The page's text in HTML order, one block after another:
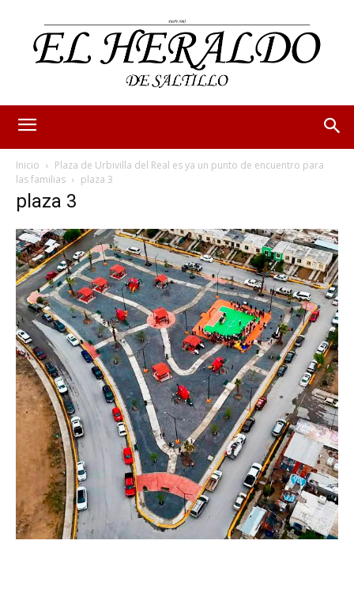
Inicio
Plaza de Urbivilla del Real es ya un punto de encuentro para
las familias
plaza 3
plaza 3